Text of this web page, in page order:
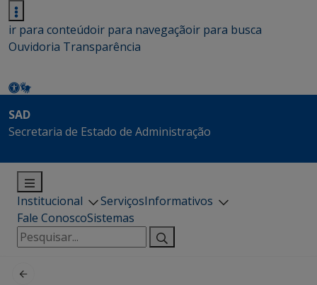
ir para conteúdoir para navegaçãoir para busca
Ouvidoria Transparência
SAD
Secretaria de Estado de Administração
Institucional ServiçosInformativos
Fale ConoscoSistemas
Pesquisar
por: